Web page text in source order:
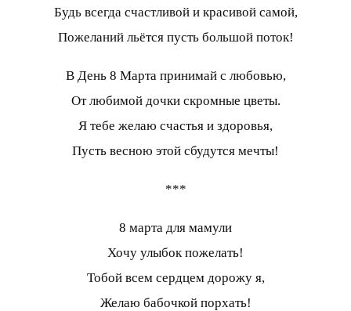
Будь всегда счастливой и красивой самой,
Пожеланий льётся пусть большой поток!
В День 8 Марта принимай с любовью,
От любимой дочки скромные цветы.
Я тебе желаю счастья и здоровья,
Пусть весною этой сбудутся мечты!
***
8 марта для мамули
Хочу улыбок пожелать!
Тобой всем сердцем дорожу я,
Желаю бабочкой порхать!